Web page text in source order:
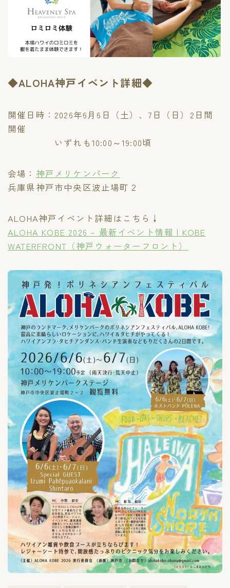
◆ALOHA神戸イベント詳細◆
開催日時：2026年6月6日（土）、7日（日）2日間
開催
いずれも10:00～19:00頃
会場： 神戸メリケンパーク
兵庫県神戸市中央区波止場町２
ALOHA神戸イベント詳細はこちら↓
ALOHA KOBE 2026 – 最新イベント情報 | KOBE
WATERFRONT（神戸ウォーターフロント）